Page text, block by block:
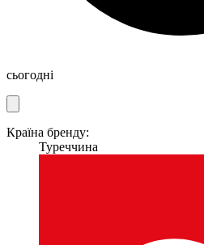
сьогодні
Країна бренду:
Туреччина